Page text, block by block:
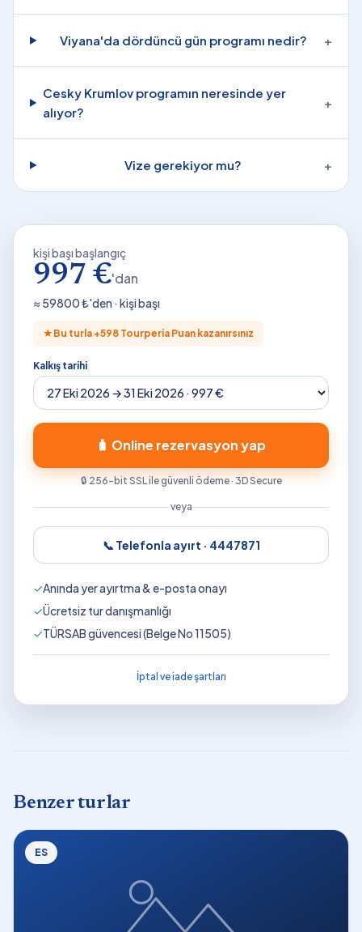
Viyana'da dördüncü gün programı nedir? +
Cesky Krumlov programın neresinde yer
alıyor?
+
Vize gerekiyor mu? +
kişi başı başlangıç
997 €'dan
≈ 59800₺'den · kişi başı
★ Bu turla +598 Tourperia Puan kazanırsınız
Kalkış tarihi
🧳 Online rezervasyon yap
🔒 256-bit SSL ile güvenli ödeme · 3D Secure
veya
📞 Telefonla ayırt · 4447871
✓Anında yer ayırtma & e-posta onayı
✓Ücretsiz tur danışmanlığı
✓TÜRSAB güvencesi (Belge No 11505)
İptal ve iade şartları
Benzer turlar
ES